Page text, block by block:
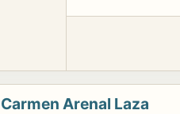
Arenal Laza